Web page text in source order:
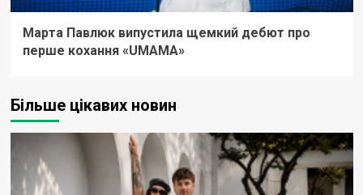
Марта Павлюк випустила щемкий дебют про
перше кохання «UМАМА»
Більше цікавих новин